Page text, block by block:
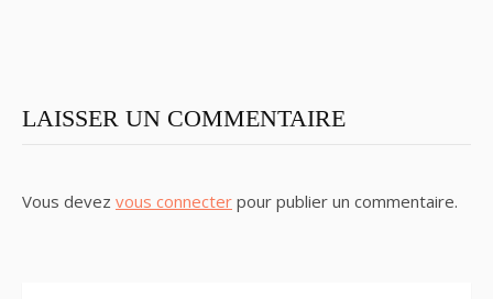
LAISSER UN COMMENTAIRE
Vous devez vous connecter pour publier un commentaire.